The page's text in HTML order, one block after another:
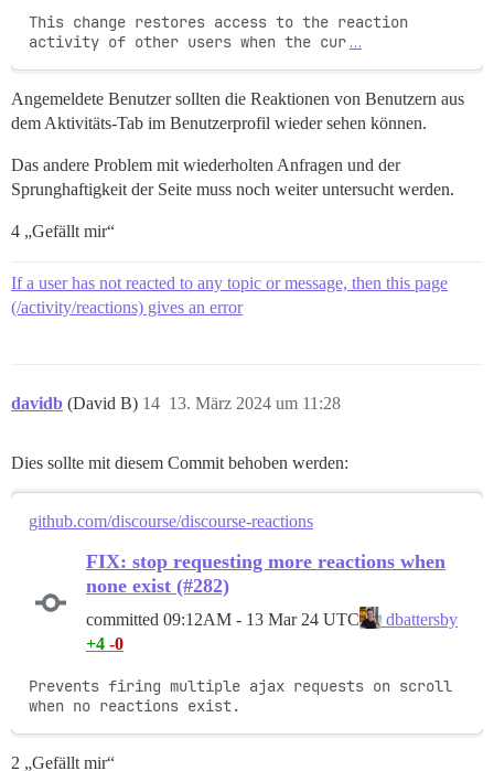
This change restores access to the reaction
activity of other users when the cur …
Angemeldete Benutzer sollten die Reaktionen von Benutzern aus
dem Aktivitäts-Tab im Benutzerprofil wieder sehen können.
Das andere Problem mit wiederholten Anfragen und der
Sprunghaftigkeit der Seite muss noch weiter untersucht werden.
4 „Gefällt mir“
If a user has not reacted to any topic or message, then this page
(/activity/reactions) gives an error
davidb (David B) 13. März 2024 um 11:28
14
Dies sollte mit diesem Commit behoben werden:
github.com/discourse/discourse-reactions
FIX: stop requesting more reactions when
none exist (#282)
committed 09:12AM - 13 Mar 24 UTC
dbattersby
+4 -0
Prevents firing multiple ajax requests on scroll
when no reactions exist.
2 „Gefällt mir“